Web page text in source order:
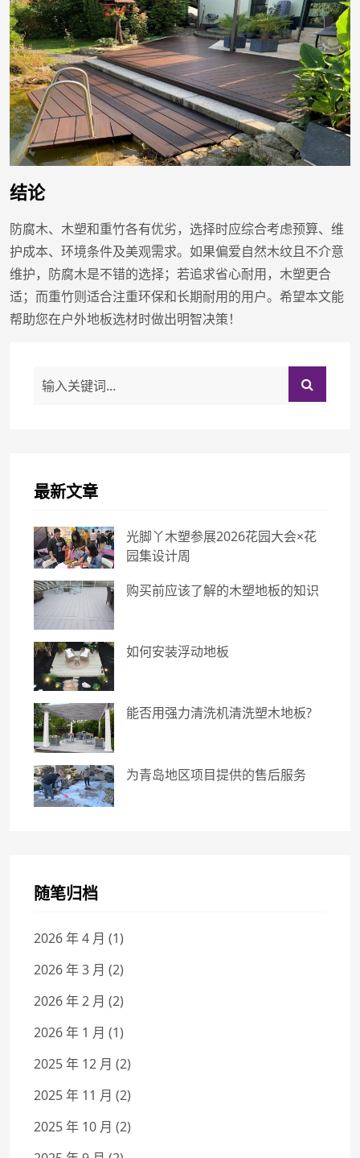
结论
防腐木、木塑和重竹各有优劣，选择时应综合考虑预算、维
护成本、环境条件及美观需求。如果偏爱自然木纹且不介意
维护，防腐木是不错的选择；若追求省心耐用，木塑更合
适；而重竹则适合注重环保和长期耐用的用户。希望本文能
帮助您在户外地板选材时做出明智决策！
最新文章
光脚丫木塑参展2026花园大会×花
园集设计周
购买前应该了解的木塑地板的知识
如何安装浮动地板
能否用强力清洗机清洗塑木地板?
为青岛地区项目提供的售后服务
随笔归档
2026 年 4 月 (1)
2026 年 3 月 (2)
2026 年 2 月 (2)
2026 年 1 月 (1)
2025 年 12 月 (2)
2025 年 11 月 (2)
2025 年 10 月 (2)